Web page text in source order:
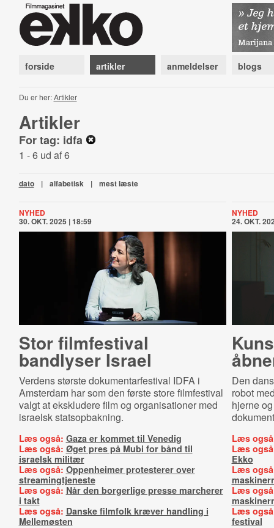
forside artikler anmeldelser blogs
Du er her:Artikler
Artikler
For tag: idfa
1 - 6 ud af 6
dato | alfabetisk | mest læste
NYHED
30. OKT. 2025 | 18:59
Stor filmfestival
bandlyser Israel
Verdens største dokumentarfestival IDFA i
Amsterdam har som den første store filmfestival
valgt at ekskludere film og organisationer med
israelsk statsopbakning.
Læs også: Gaza er kommet til Venedig
Læs også: Øget pres på Mubi for bånd til
israelsk militær
Læs også: Oppenheimer protesterer over
streamingtjeneste
Læs også: Når den borgerlige presse marcherer
i takt
Læs også: Danske filmfolk kræver handling i
Mellemøsten
NYHED
24. OKT.
Den
robot
hjerne
Læs
Læs
Ekko
Læs
Læs
Læs
festival